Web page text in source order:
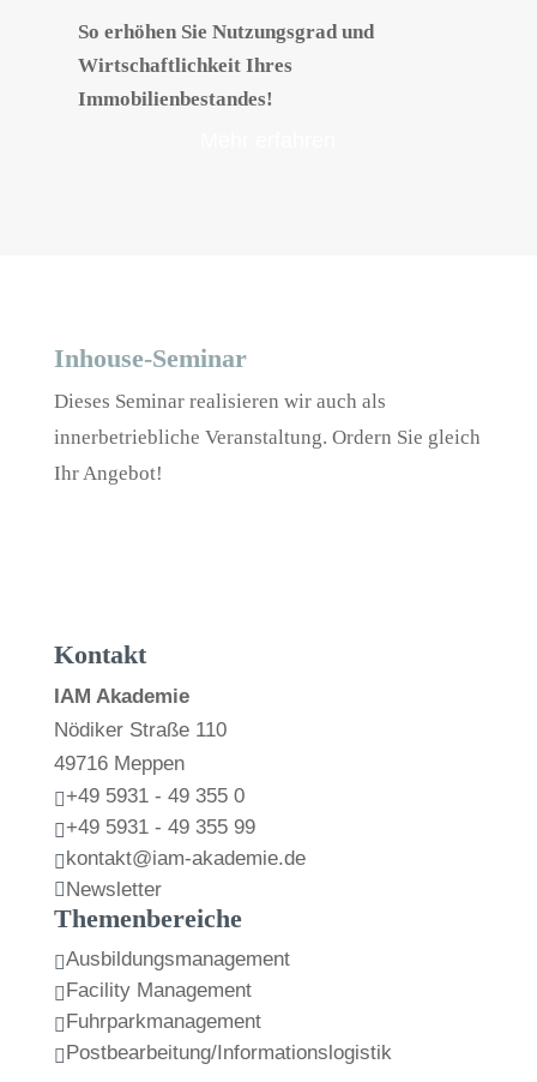
So erhöhen Sie Nutzungsgrad und
Wirtschaftlichkeit Ihres
Immobilienbestandes!
Inhouse-Seminar
Dieses Seminar realisieren wir auch als
innerbetriebliche Veranstaltung. Ordern Sie gleich
Ihr Angebot!
Kontakt
IAM Akademie
Nödiker Straße 110
49716 Meppen
+49 5931 - 49 355 0
+49 5931 - 49 355 99
 kontakt@iam-akademie.de
 Newsletter
Themenbereiche
Ausbildungsmanagement
 Facility Management
 Fuhrparkmanagement
 Postbearbeitung/Informationslogistik